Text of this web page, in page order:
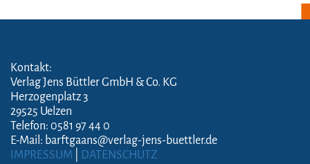
Kontakt:
Verlag Jens Büttler GmbH & Co. KG
Herzogenplatz 3
29525 Uelzen
Telefon: 0581 97 44 0
E-Mail: barftgaans@verlag-jens-buettler.de
IMPRESSUM
DATENSCHUTZ